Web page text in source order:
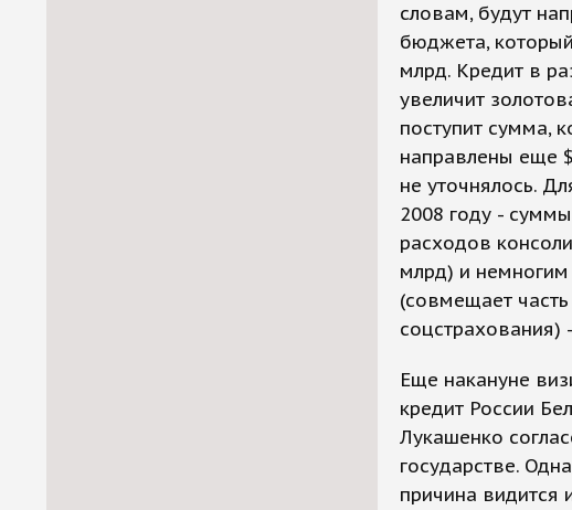
словам, будут
бюджета,
млрд. Кредит в
увеличит
поступит сумма,
направлены еще
не уточнялось.
2008 году -
расходов
млрд) и
(совмещает
соцстрахования)
Еще накануне
кредит России
Лукашенко
государстве.
причина